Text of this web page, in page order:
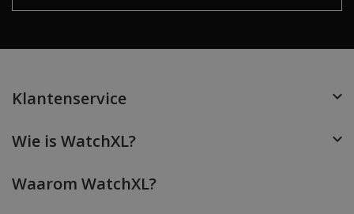
Klantenservice
Wie is WatchXL?
Waarom WatchXL?